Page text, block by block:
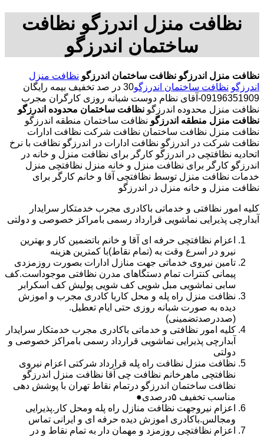
نظافت منزل اندرزگو نظافت
ساختمان اندرزگو
نظافت منزل اندرزگو نظافت ساختمان اندرزگو نظافت منزل
اندرزگو نظافت ساختمان اندرزگو
30 در صد تخفیف بیمه رایگان
09196351909-آقای نظام دوست شبانه روزی کارگران مجرب
نظافت منزل محدوده اندرزگو نظافت ساختمان محدوده اندرزگو
نظافت منزل منطقه اندرزگو نظافت ساختمان منطقه اندرزگو
نظافت منزل نظافت ساختمان نظافت شرکت نظافت ادارات
نظافت شرکت در اندرزگو نظافت ادارات در اندرزگو نظافت با نرخ
اتحادیه نظافتچی در اندرزگو کارگر برای نظافت منزل و خانه در
اندرزگو کارگر برای نظافت منزل و خانه منزل نظافتچی منزل
خدمات نظافت منزل توسط نظافتچی آقا و خانم کارگر برای
نظافت منزل و خانه منزل در اندرزگو
کلیه امور نظافتی و خدماتی باکادری مجرب خدمتکار سرایدار
آبدارچی پذیرایی نماشویی قرارداد رسمی بامراکز خصوصی و دولتی
اعزام نظافتچی حرفه ای آقا و خانم باتضمین کار و بهترین
نیرو در اسرع وقت به (تمام نقاط)با کمترین هزینه
تامین نیروی خدماتی جهت منازل ادارات بصورت روزمزدی
پیمانی کنترات تمام دستگاهای مدرن نظافتی موجوداست.کف
سابی نماشویی مبل شویی کف شویی پولیش کف اسکرابر
نظافت منزل راه پله و محل کاربا کادری مجرب و اموزش
دیده به صورت شبانه روزی حتی ایام تعطیل.
(صددرصدتضمینی)
کلیه امور نظافتی و خدماتی باکادری مجرب خدمتکار سرایدار
آبدارچی پذیرایی نماشویی قرارداد رسمی بامراکز خصوصی و
دولتی
نظافت منزل نظافت راه پله قرارداد شرکتی اعزام نیروی
نظافتچی ماهرخانم نظافت چی آقا نظافت منزل اندرزگو
نظافت ساختمان اندرزگو درتمام نقاط تهران با پوشش دهی
مناسب تخفیف ۵درصدی●
اعزام نیروجهت نظافت منازل راه پله ومحل کار.پذیرایی
ومجالس.باکادری اموزش دیده حرفه ای و ایرانی تماس
اعزام نظافتچی روزمزد و مهمان دار به تمام نقاط و در